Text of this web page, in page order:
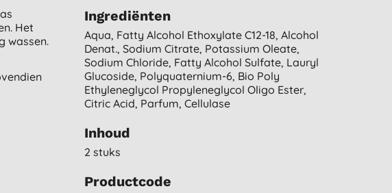
Het
wassen.
Ingrediënten
Aqua, Fatty Alcohol Ethoxylate C12-18, Alcohol
Denat., Sodium Citrate, Potassium Oleate,
Sodium Chloride, Fatty Alcohol Sulfate, Lauryl
Glucoside, Polyquaternium-6, Bio Poly
Ethyleneglycol Propyleneglycol Oligo Ester,
Citric Acid, Parfum, Cellulase
Inhoud
2 stuks
Productcode